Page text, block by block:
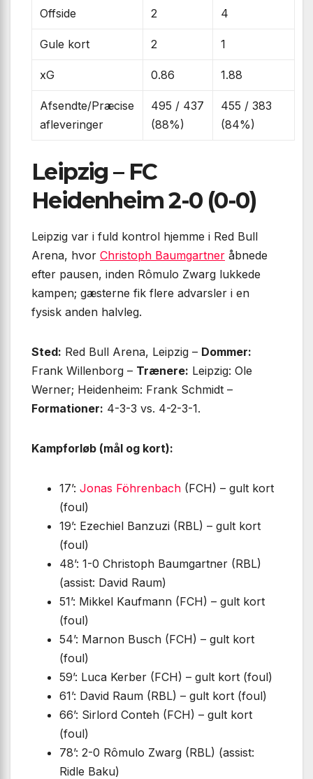
Offside 2 4
Gule kort 2 1
xG 0.86 1.88
Afsendte/Præcise
afleveringer
495 / 437
(88%)
455 / 383
(84%)
Leipzig – FC
Heidenheim 2-0 (0-0)
Leipzig var i fuld kontrol hjemme i Red Bull
Arena, hvor Christoph Baumgartner åbnede
efter pausen, inden Rômulo Zwarg lukkede
kampen; gæsterne fik flere advarsler i en
fysisk anden halvleg.
Sted: Red Bull Arena, Leipzig – Dommer:
Frank Willenborg – Trænere: Leipzig: Ole
Werner; Heidenheim: Frank Schmidt –
Formationer: 4-3-3 vs. 4-2-3-1.
Kampforløb (mål og kort):
17’: Jonas Föhrenbach (FCH) – gult kort
(foul)
19’: Ezechiel Banzuzi (RBL) – gult kort
(foul)
48’: 1-0 Christoph Baumgartner (RBL)
(assist: David Raum)
51’: Mikkel Kaufmann (FCH) – gult kort
(foul)
54’: Marnon Busch (FCH) – gult kort
(foul)
59’: Luca Kerber (FCH) – gult kort (foul)
61’: David Raum (RBL) – gult kort (foul)
66’: Sirlord Conteh (FCH) – gult kort
(foul)
78’: 2-0 Rômulo Zwarg (RBL) (assist:
Ridle Baku)